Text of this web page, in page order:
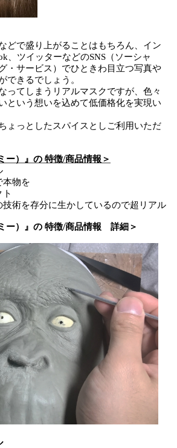
どで盛り上がることはもちろん、イン
、ツイッターなどのSNS（ソーシャ
・サービス）でひときわ目立つ写真や
できるでしょう。
ってしまうリアルマスクですが、色々
という想いを込めて低価格化を実現い
ょっとしたスパイスとしご利用いただ
ー）』の 特徴/商品情報＞
本物を
ト
技術を存分に生かしているので超リアル
ー）』の 特徴/商品情報 詳細＞